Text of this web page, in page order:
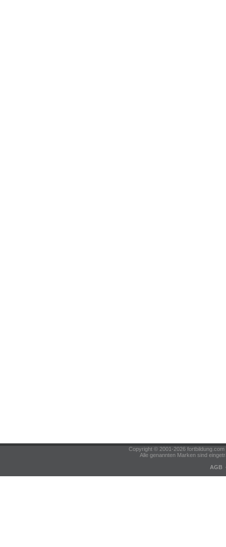
Copyright © 2001-2026
Alle genannten Marken sind
AGB